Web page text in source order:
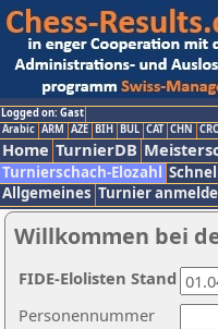
Logged on: Gast
Arabic ARM AZE BIH BUL CAT CHN
Home TurnierDB
Turnierschach-Elozahl
Allgemeines Turnier
Willkommen bei
Personennummer
FIDE-Elolisten Stand